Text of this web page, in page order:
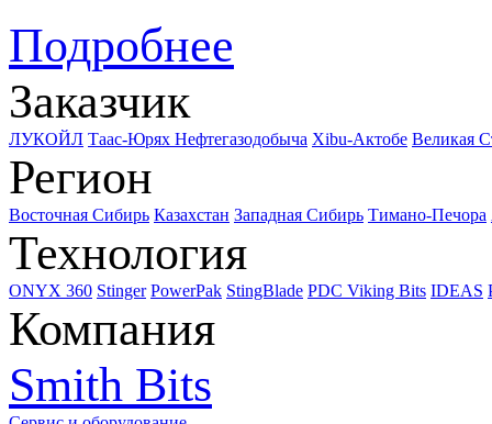
Подробнее
Заказчик
ЛУКОЙЛ Таас-Юрях Нефтегазодобыча Xibu-Актобе Великая
Регион
Восточная Сибирь Казахстан Западная Сибирь Тимано-Печора
Технология
ONYX 360 Stinger PowerPak StingBlade PDC Viking Bits IDEAS
Компания
Smith Bits